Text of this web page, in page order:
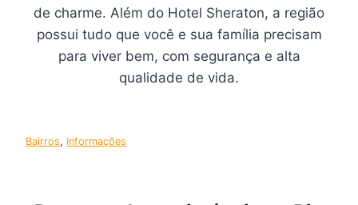
de charme. Além do Hotel Sheraton, a região
possui tudo que você e sua família precisam
para viver bem, com segurança e alta
qualidade de vida.
Bairros, Informações